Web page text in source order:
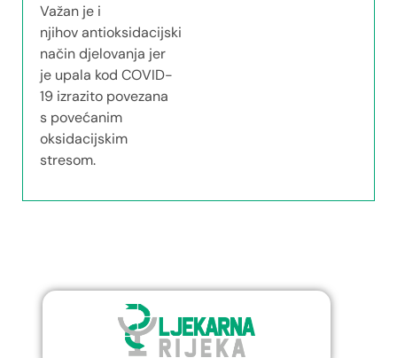
Važan je i
njihov antioksidacijski
način djelovanja jer
je upala kod COVID-
19 izrazito povezana
s povećanim
oksidacijskim
stresom.